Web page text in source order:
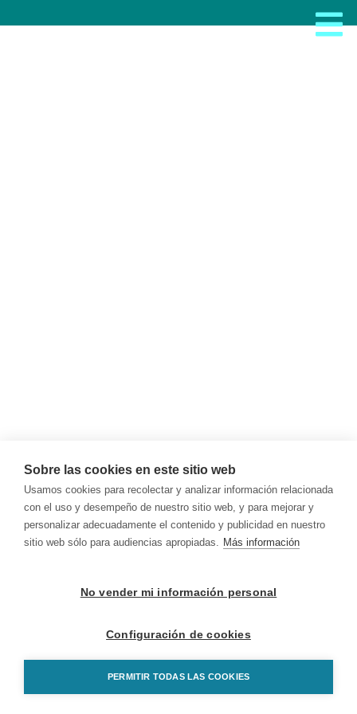
Sobre las cookies en este sitio web
Usamos cookies para recolectar y analizar información relacionada
con el uso y desempeño de nuestro sitio web, y para mejorar y
personalizar adecuadamente el contenido y publicidad en nuestro
sitio web sólo para audiencias apropiadas. Más información
No vender mi información personal
Configuración de cookies
PERMITIR TODAS LAS COOKIES